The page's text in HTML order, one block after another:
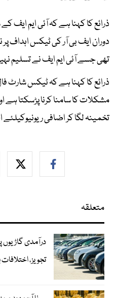
ذرائع کا کہنا ہے کہ آئی ایم
دوران ایف بی آر کی ٹیکس اہداف
تھی جسے آئی ایم ایف نے تسلیم
ذرائع کا کہنا ہے کہ ٹیکس
مشکلات کا سامنا کرنا پڑسکتا ہے
تخمینہ لگا کر اضافی
متعلقہ
تجویز، اختلافات